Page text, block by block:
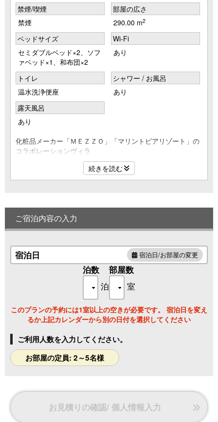
禁煙/喫煙
禁煙
部屋の広さ
290.00 m2
ベッドサイズ
セミダブルベッド×2、ソフ
ァベッド×1、和布団×2
Wi-Fi
あり
トイレ
温水洗浄便座
シャワー / お風呂
あり
露天風呂
あり
化粧品メーカー「ＭＥＺＺＯ」「マリントピアリゾート」の
コラボレーションヴィラ
天橋立にアクセスの良い立地に佇む、プール付きの１棟貸切
全棟に【天然温泉】【露天ジャグジー】【プライベートプー
しみください。
お部屋サイズ：１ＬＤＫ
※定員数は5名です（セミダブルベッド2台、ソファベッド1
台 お布団のご利用を合わせた定員数です）
続きを読む
ご宿泊内容の入力
宿泊日 宿泊日/お部屋の変更
泊数
泊
部屋数
室
このプランの予約には1室以上の空きが必要です。 宿泊日を変え
るか上記カレンダーから別の日付を選択してください
ご利用人数を入力してください。
お部屋の定員: 2～5名様
お見積りの確認/ 個人情報入力